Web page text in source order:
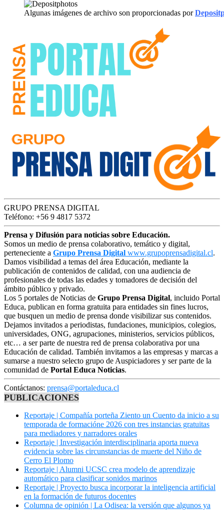
Algunas imágenes de archivo son proporcionadas por
GRUPO PRENSA DIGITAL
Teléfono: +56 9 4817 5372
Prensa y Difusión para noticias sobre Educación.
Somos un medio de prensa colaborativo, temático y digital,
perteneciente a Grupo Prensa Digital www.grupoprensadigital.cl.
Damos visibilidad a temas del área Educación, mediante la
publicación de contenidos de calidad, con una audiencia de
profesionales de todas las edades y tomadores de decisión del
ámbito público y privado.
Los 5 portales de Noticias de Grupo Prensa Digital, incluido Portal
Educa, publican en forma gratuita para entidades sin fines lucros,
que busquen un medio de prensa donde visibilizar sus contenidos.
Dejamos invitados a periodistas, fundaciones, municipios, colegios,
universidades, ONG, agrupaciones, ministerios, servicios públicos,
etc… a ser parte de nuestra red de prensa colaborativa por una
Educación de calidad. También invitamos a las empresas y marcas a
sumarse a nuestro selecto grupo de Auspiciadores y ser parte de la
comunidad de Portal Educa Noticias.
Contáctanos: prensa@portaleduca.cl
PUBLICACIONES
Reportaje | Compañía porteña Ziento un Cuento da inicio a su
temporada de formacióne 2026 con tres instancias gratuitas
para mediadores y narradores orales
Reportaje | Investigación interdisciplinaria aporta nueva
evidencia sobre las circunstancias de muerte del Niño de
Cerro El Plomo
Reportaje | Alumni UCSC crea modelo de aprendizaje
automático para clasificar sonidos marinos
Reportaje | Proyecto busca incorporar la inteligencia artificial
en la formación de futuros docentes
Columna de opinión | La Odisea: la versión que algunos ya